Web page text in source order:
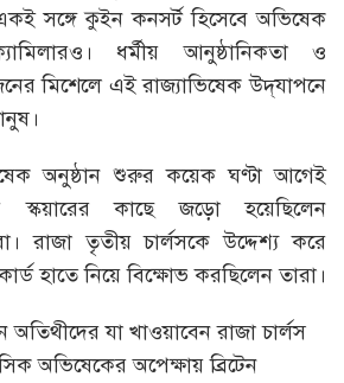
সঙ্গে কুইন কনসর্ট হিসেবে অভিষেক
ধর্মীয় আনুষ্ঠানিকতা ও
মিশেলে এই রাজ্যাভিষেক উদ্‌যাপনে
অনুষ্ঠান শুরুর কয়েক ঘণ্টা আগেই
স্কয়ারের কাছে জড়ো হয়েছিলেন
রাজা তৃতীয় চার্লসকে উদ্দেশ্য করে
হাতে নিয়ে বিক্ষোভ করছিলেন তারা।
অতিথীদের যা খাওয়াবেন রাজা চার্লস
অভিষেকের অপেক্ষায় ব্রিটেন